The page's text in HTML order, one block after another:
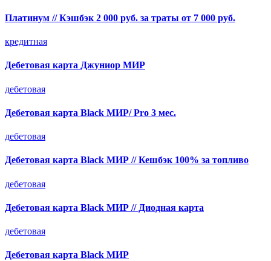
Платинум // Кэшбэк 2 000 руб. за траты от 7 000 руб.
кредитная
Дебетовая карта Джуниор МИР
дебетовая
Дебетовая карта Black МИР/ Pro 3 мес.
дебетовая
Дебетовая карта Black МИР // Кешбэк 100% за топливо
дебетовая
Дебетовая карта Black МИР // Диодная карта
дебетовая
Дебетовая карта Black МИР